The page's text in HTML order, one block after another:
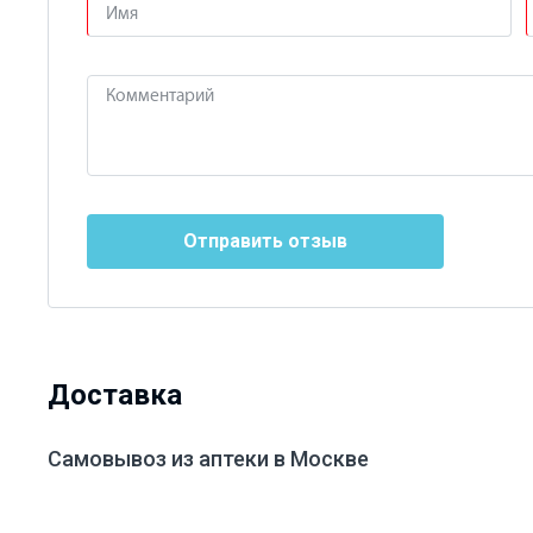
Отправить отзыв
Доставка
Самовывоз из аптеки в Москве